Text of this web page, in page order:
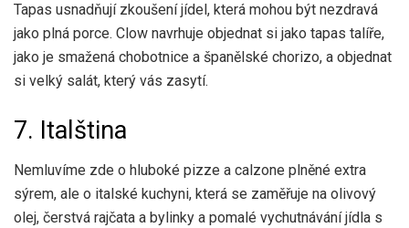
Tapas usnadňují zkoušení jídel, která mohou být nezdravá
jako plná porce. Clow navrhuje objednat si jako tapas talíře,
jako je smažená chobotnice a španělské chorizo, a objednat
si velký salát, který vás zasytí.
7. Italština
Nemluvíme zde o hluboké pizze a calzone plněné extra
sýrem, ale o italské kuchyni, která se zaměřuje na olivový
olej, čerstvá rajčata a bylinky a pomalé vychutnávání jídla s